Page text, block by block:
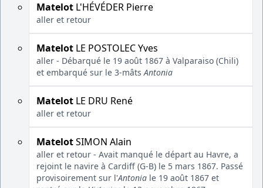
Matelot L'HÉVÉDER Pierre
aller et retour
Matelot LE POSTOLEC Yves
aller - Débarqué le 19 août 1867 à Valparaiso (Chili)
et embarqué sur le 3-mâtsAntonia
Matelot LE DRU René
aller et retour
MatelotSIMON Alain
aller et retour - Avait manqué le départ au Havre, a
rejoint le navire à Cardiff (G-B) le 5 mars 1867. Passé
provisoirement sur l'Antonia le 19 août 1867 et